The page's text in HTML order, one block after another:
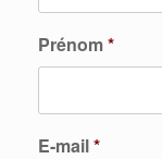
Prénom*
E-mail*